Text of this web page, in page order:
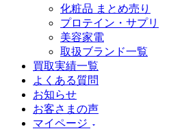
化粧品 まとめ売り
プロテイン・サプリ
美容家電
取扱ブランド一覧
買取実績一覧
よくある質問
お知らせ
お客さまの声
マイページ